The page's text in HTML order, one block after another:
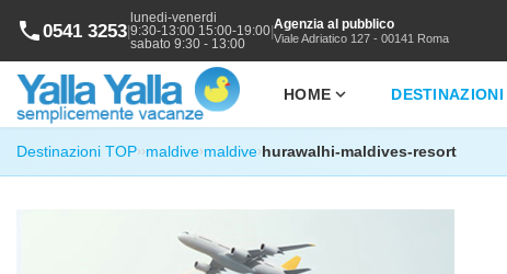
phone0541 3253|
lunedi-venerdi
9:30-13:00 15:00-19:00
sabato 9:30 - 13:00
|Agenzia al pubblico
Viale Adriatico 127 - 00141 Roma
HOME expand_more DESTINAZIONI
Destinazioni TOP››maldive›maldive›hurawalhi-maldives-resort